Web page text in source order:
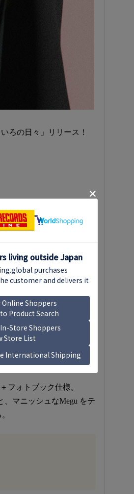
ろの日々」リリース！
もいろの日々」をリリ
作曲：connie／編曲：
ッグ作品。
作詞、金澤義が作曲を
フォトブック仕様。
、マニッシュなMegu をテ